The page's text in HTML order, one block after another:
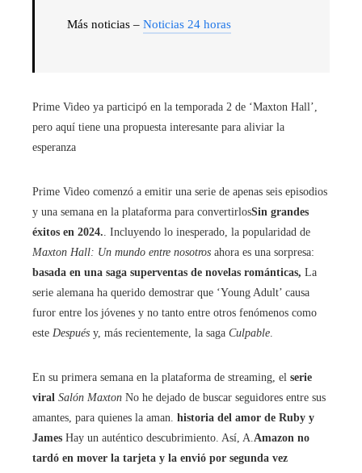
Más noticias – Noticias 24 horas
Prime Video ya participó en la temporada 2 de ‘Maxton Hall’,
pero aquí tiene una propuesta interesante para aliviar la
esperanza
Prime Video comenzó a emitir una serie de apenas seis episodios
y una semana en la plataforma para convertirlosSin grandes
éxitos en 2024. . Incluyendo lo inesperado, la popularidad de
Maxton Hall: Un mundo entre nosotros ahora es una sorpresa:
basada en una saga superventas de novelas románticas, La
serie alemana ha querido demostrar que ‘Young Adult’ causa
furor entre los jóvenes y no tanto entre otros fenómenos como
este Después y, más recientemente, la saga Culpable
En su primera semana en la plataforma de streaming, el serie
viral Salón Maxton No he dejado de buscar seguidores entre sus
amantes, para quienes la aman. historia del amor de Ruby y
James Hay un auténtico descubrimiento. Así, A. Amazon no
tardó en mover la tarjeta y la envió por segunda vez